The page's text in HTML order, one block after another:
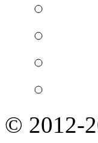
© 2012-